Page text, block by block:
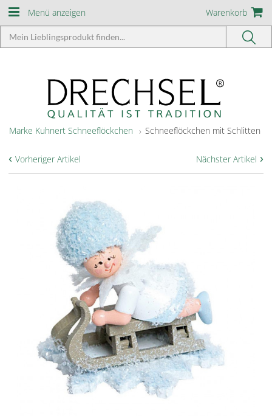
Menü anzeigen Warenkorb
Marke Kuhnert Schneeflöckchen Schneeflöckchen mit Schlitten
Nächster Artikel ›
‹ Vorheriger Artikel